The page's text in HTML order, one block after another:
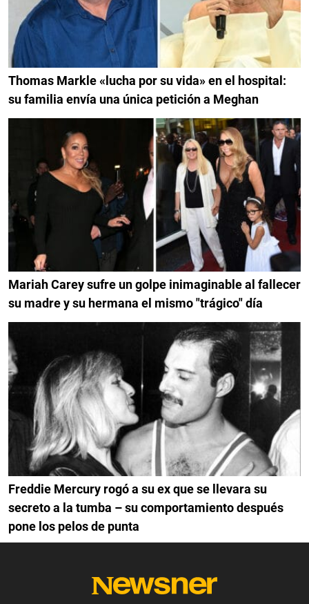
Thomas Markle «lucha por su vida» en el hospital:
su familia envía una única petición a Meghan
Mariah Carey sufre un golpe inimaginable al fallecer
su madre y su hermana el mismo "trágico" día
Freddie Mercury rogó a su ex que se llevara su
secreto a la tumba – su comportamiento después
pone los pelos de punta